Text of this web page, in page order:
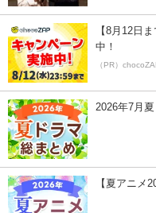
【8月12日
中！
（PR）
2026年7月
【夏アニメ